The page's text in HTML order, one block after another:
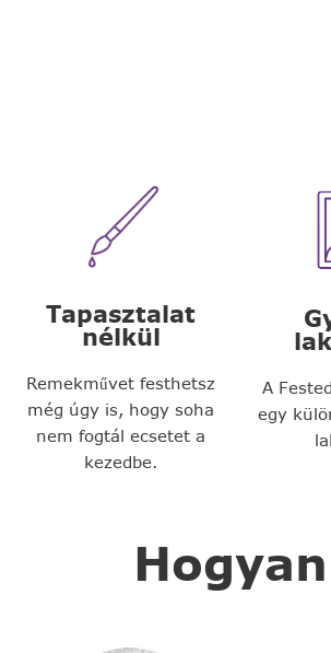
Tapasztalat
nélkül
Remekművet festhetsz
még úgy is, hogy soha
nem fogtál ecsetet a
kezedbe.
A
egy